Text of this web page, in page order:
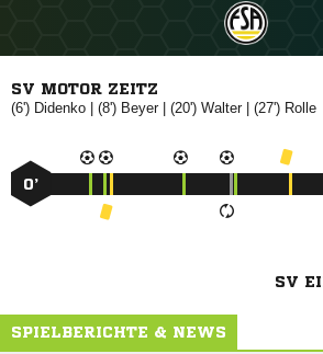
SV MOTOR ZEITZ
(6')  | (8') | (20') | (27') 
0’
SV
SPIELBERICHTE & NEWS